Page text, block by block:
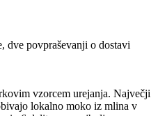
dve povpraševanji o dostavi
vzorcem urejanja. Največji
lokalno moko iz mlina v